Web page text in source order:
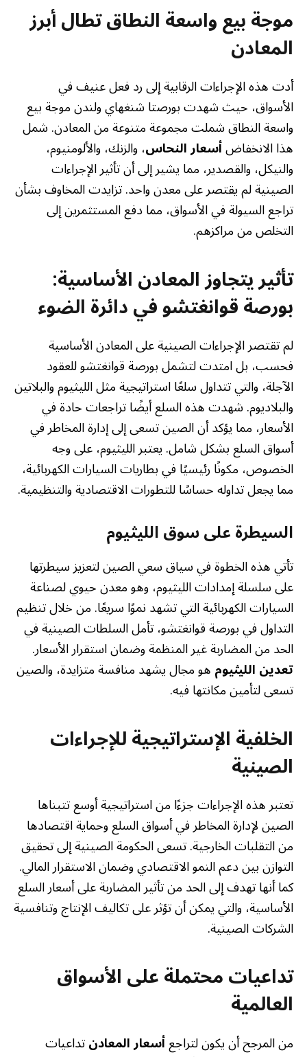
موجة بيع واسعة النطاق تطال أبرز
المعادن
أدت هذه الإجراءات الرقابية إلى رد فعل عنيف في
الأسواق، حيث شهدت بورصتا شنغهاي ولندن موجة بيع
واسعة النطاق شملت مجموعة متنوعة من المعادن. شمل
هذا الانخفاضأسعار النحاس، والزنك، والألومنيوم،
والنيكل، والقصدير، مما يشير إلى أن تأثير الإجراءات
الصينية لم يقتصر على معدن واحد. تزايدت المخاوف بشأن
تراجع السيولة في الأسواق، مما دفع المستثمرين إلى
التخلص من مراكزهم.
تأثير يتجاوز المعادن الأساسية:
بورصة قوانغتشو في دائرة الضوء
لم تقتصر الإجراءات الصينية على المعادن الأساسية
فحسب، بل امتدت لتشمل بورصة قوانغتشو للعقود
الآجلة، والتي تتداول سلعًا استراتيجية مثل الليثيوم والبلاتين
والبلاديوم. شهدت هذه السلع أيضًا تراجعات حادة في
الأسعار، مما يؤكد أن الصين تسعى إلى إدارة المخاطر في
أسواق السلع بشكل شامل. يعتبر الليثيوم، على وجه
الخصوص، مكونًا رئيسيًا في بطاريات السيارات الكهربائية،
مما يجعل تداوله حساسًا للتطورات الاقتصادية والتنظيمية.
السيطرة على سوق الليثيوم
تأتي هذه الخطوة في سياق سعي الصين لتعزيز سيطرتها
على سلسلة إمدادات الليثيوم، وهو معدن حيوي لصناعة
السيارات الكهربائية التي تشهد نموًا سريعًا. من خلال تنظيم
التداول في بورصة قوانغتشو، تأمل السلطات الصينية في
الحد من المضاربة غير المنظمة وضمان استقرار الأسعار.
تعدين الليثيومهو مجال يشهد منافسة متزايدة، والصين
تسعى لتأمين مكانتها فيه.
الخلفية الإستراتيجية للإجراءات
الصينية
تعتبر هذه الإجراءات جزءًا من استراتيجية أوسع تتبناها
الصين لإدارة المخاطر في أسواق السلع وحماية اقتصادها
من التقلبات الخارجية. تسعى الحكومة الصينية إلى تحقيق
التوازن بين دعم النمو الاقتصادي وضمان الاستقرار المالي.
كما أنها تهدف إلى الحد من تأثير المضاربة على أسعار السلع
الأساسية، والتي يمكن أن تؤثر على تكاليف الإنتاج وتنافسية
الشركات الصينية.
تداعيات محتملة على الأسواق
العالمية
من المرجح أن يكون لتراجعأسعار المعادنتداعيات